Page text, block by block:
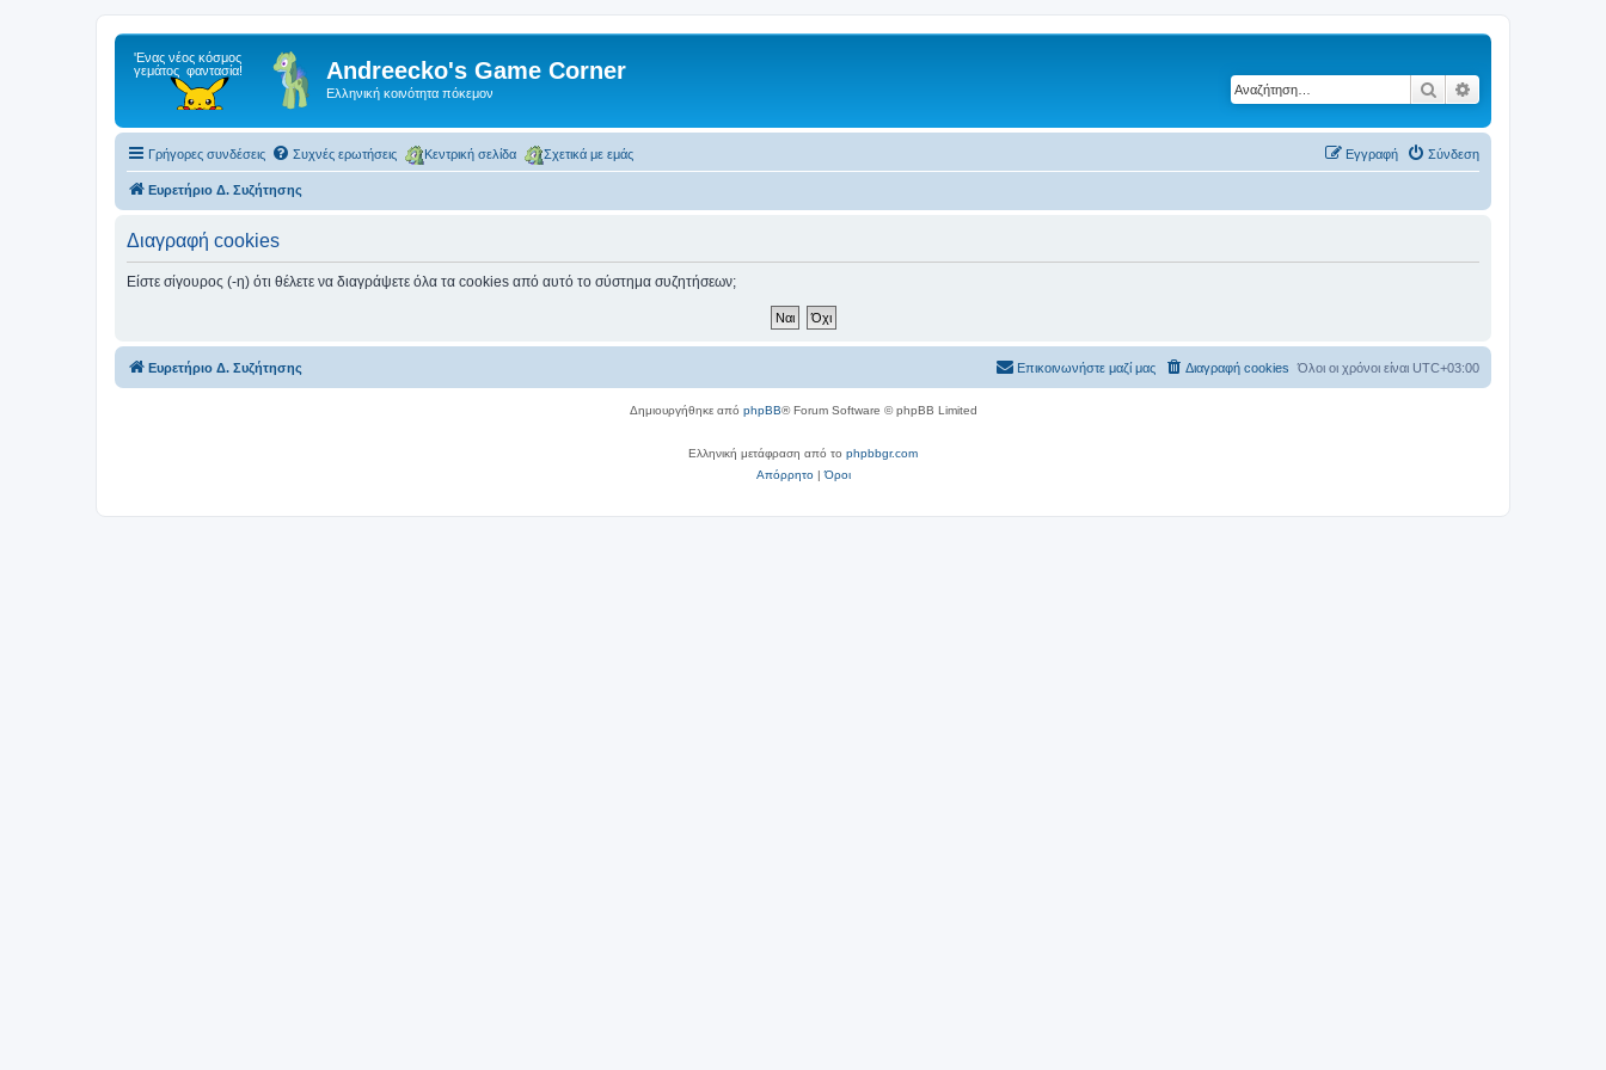
Andreecko's Game Corner
Ελληνική κοινότητα πόκεμον Αναζήτηση
Γρήγορες συνδέσεις Συχνές ερωτήσεις Κεντρική σελίδα Σχετικά με εμάς Σύνδεση
Εγγραφή
Ευρετήριο Δ. Συζήτησης
Διαγραφή cookies
Είστε σίγουρος (-η) ότι θέλετε να διαγράψετε όλα τα cookies από αυτό το σύστημα συζητήσεων;
Ευρετήριο Δ. Συζήτησης Όλοι οι χρόνοι είναι UTC+03:00
Διαγραφή cookies
Επικοινωνήστε μαζί μας
Δημιουργήθηκε από phpBB® Forum Software © phpBB Limited
Ελληνική μετάφραση από το phpbbgr.com
Απόρρητο|Όροι